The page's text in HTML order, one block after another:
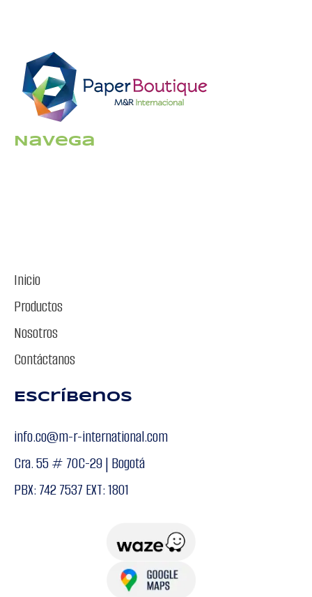
Navega
Inicio
Productos
Nosotros
Contáctanos
Escríbenos
info.co@m-r-international.com
Cra. 55 # 70C-29 | Bogotá
PBX: 742 7537 EXT: 1801